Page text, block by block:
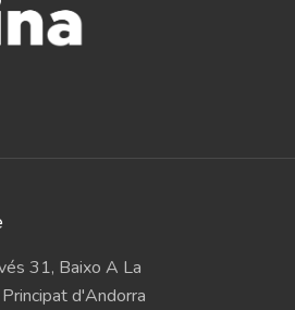
31, Baixo A La
d'Andorra